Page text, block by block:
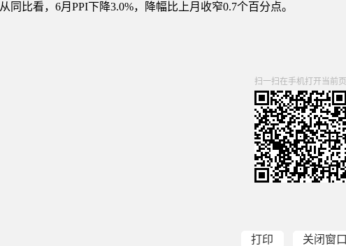
从同比看，6月PPI下降3.0%，降幅比上月收窄0.7个百分点。
扫一扫在手机打开当前页
打印 关闭窗口